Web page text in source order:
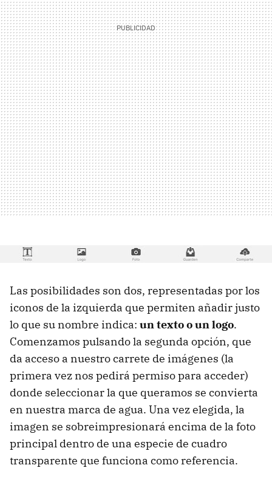
Las posibilidades son dos, representadas por los
iconos de la izquierda que permiten añadir justo
lo que su nombre indica: un texto o un logo.
Comenzamos pulsando la segunda opción, que
da acceso a nuestro carrete de imágenes (la
primera vez nos pedirá permiso para acceder)
donde seleccionar la que queramos se convierta
en nuestra marca de agua. Una vez elegida, la
imagen se sobreimpresionará encima de la foto
principal dentro de una especie de cuadro
transparente que funciona como referencia.